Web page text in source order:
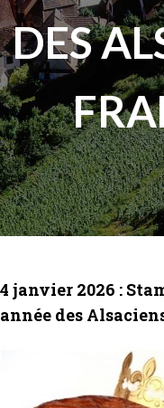
DES
4 janvier 2026 :
année des